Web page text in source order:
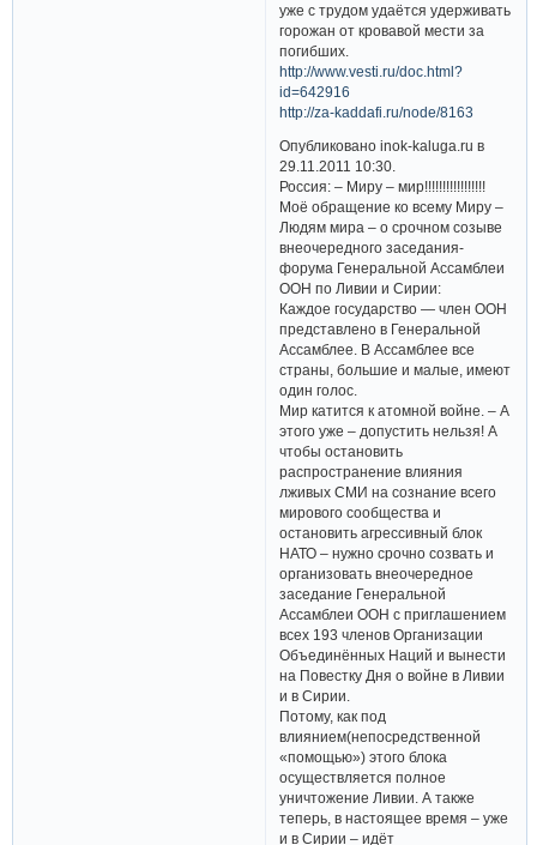
уже с трудом удаётся удерживать
горожан от кровавой мести за
погибших.
http://www.vesti.ru/doc.html?
id=642916
http://za-kaddafi.ru/node/8163
Опубликовано inok-kaluga.ru в
29.11.2011 10:30.
Россия: – Миру – мир!!!!!!!!!!!!!!!!!
Моё обращение ко всему Миру –
Людям мира – о срочном созыве
внеочередного заседания-
форума Генеральной Ассамблеи
ООН по Ливии и Сирии:
Каждое государство — член ООН
представлено в Генеральной
Ассамблее. В Ассамблее все
страны, большие и малые, имеют
один голос.
Мир катится к атомной войне. – А
этого уже – допустить нельзя! А
чтобы остановить
распространение влияния
лживых СМИ на сознание всего
мирового сообщества и
остановить агрессивный блок
НАТО – нужно срочно созвать и
организовать внеочередное
заседание Генеральной
Ассамблеи ООН с приглашением
всех 193 членов Организации
Объединённых Наций и вынести
на Повестку Дня о войне в Ливии
и в Сирии.
Потому, как под
влиянием(непосредственной
«помощью») этого блока
осуществляется полное
уничтожение Ливии. А также
теперь, в настоящее время – уже
и в Сирии – идёт